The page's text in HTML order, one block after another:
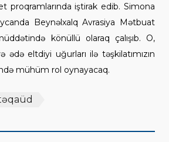
proqramlarında iştirak edib. Simona
Beynəlxalq Avrasiya Mətbuat
könüllü olaraq çalışıb. O,
ədə eltdiyi uğurları ilə təşkilatımızın
mühüm rol oynayacaq.